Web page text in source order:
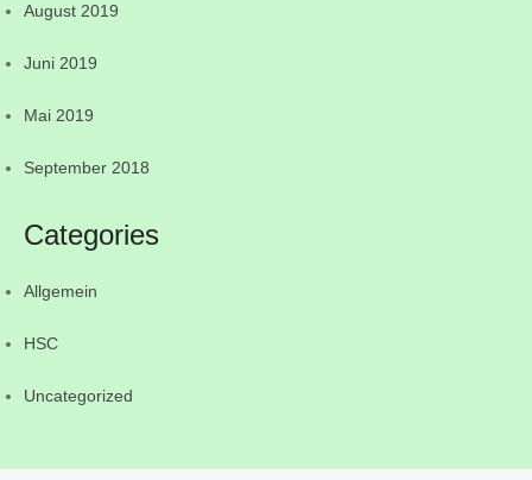
August 2019
Juni 2019
Mai 2019
September 2018
Categories
Allgemein
HSC
Uncategorized